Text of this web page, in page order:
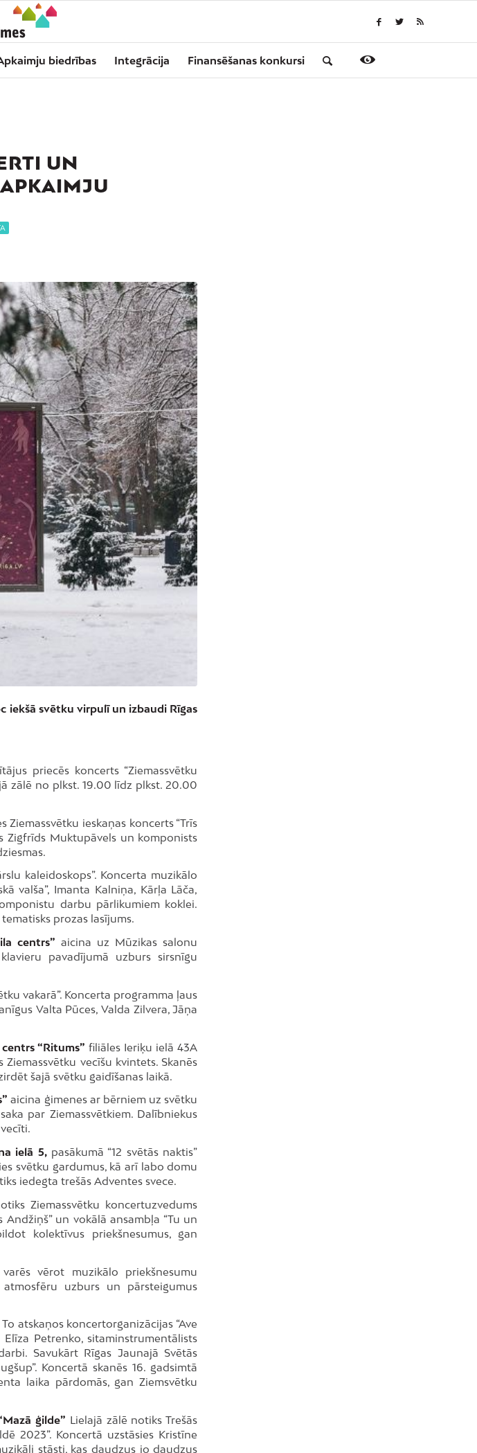
biedrības Integrācija Finansēšanas konkursi
UN
iekšā svētku virpulī un izbaudi Rīgas
priecēs koncerts “Ziemassvētku
zālē no plkst. 19.00 līdz plkst. 20.00
Ziemassvētku ieskaņas koncerts “Trīs
Zigfrīds Muktupāvels un komponists
kaleidoskops”. Koncerta muzikālo
valša”, Imanta Kalniņa, Kārļa Lāča,
darbu pārlikumiem koklei.
prozas lasījums.
centrs” aicina uz Mūzikas salonu
pavadījumā uzburs sirsnīgu
vakarā”. Koncerta programma ļaus
Valta Pūces, Valda Zilvera, Jāņa
“Ritums” filiāles Ieriķu ielā 43A
vecīšu kvintets. Skanēs
šajā svētku gaidīšanas laikā.
aicina ģimenes ar bērniem uz svētku
par Ziemassvētkiem. Dalībniekus
ielā 5,pasākumā “12 svētās naktis”
svētku gardumus, kā arī labo domu
iedegta trešās Adventes svece.
Ziemassvētku koncertuzvedums
un vokālā ansambļa “Tu un
kolektīvus priekšnesumus, gan
vērot muzikālo priekšnesumu
atmosfēru uzburs un pārsteigumus
atskaņos koncertorganizācijas “Ave
Petrenko, sitaminstrumentālists
Savukārt Rīgas Jaunajā Svētās
Koncertā skanēs 16. gadsimtā
laika pārdomās, gan Ziemsvētku
ģilde” Lielajā zālē notiks Trešās
2023”. Koncertā uzstāsies Kristīne
stāsti, kas daudzus jo daudzus